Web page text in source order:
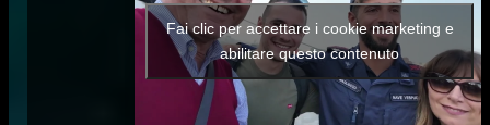
Fai clic per accettare i cookie marketing e
abilitare questo contenuto